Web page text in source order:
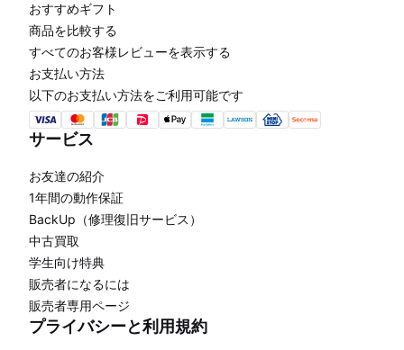
おすすめギフト
商品を比較する
すべてのお客様レビューを表示する
お支払い方法
以下のお支払い方法をご利用可能です
サービス
お友達の紹介
1年間の動作保証
BackUp（修理復旧サービス）
中古買取
学生向け特典
販売者になるには
販売者専用ページ
プライバシーと利用規約